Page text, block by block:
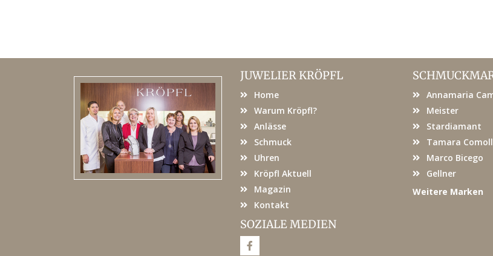
JUWELIER KRÖPFL
Home
Warum Kröpfl?
Anlässe
Schmuck
Uhren
Kröpfl Aktuell
Magazin
Kontakt
SOZIALE MEDIEN
F
a
Annamaria
Meister
Stardiamant
Tamara
Marco Bicego
Gellner
Weitere Marken